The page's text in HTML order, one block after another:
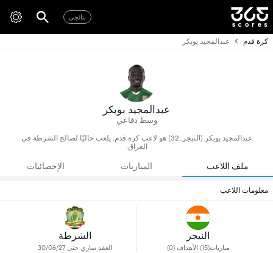
نتائجي
كرة قدم عبدالمجيد بوبكر
عبدالمجيد بوبكر
وسط دفاعي
عبدالمجيد بوبكر (النيجر, 32) هو لاعب كرة قدم, يلعب حاليًا لصالح الشرطة في
العراق.
ملف اللاعب المباريات الإحصائيات
معلومات اللاعب
النيجر
مباريات(15) الأهداف (0)
الشرطة
العقد ساري حتى 30/06/27